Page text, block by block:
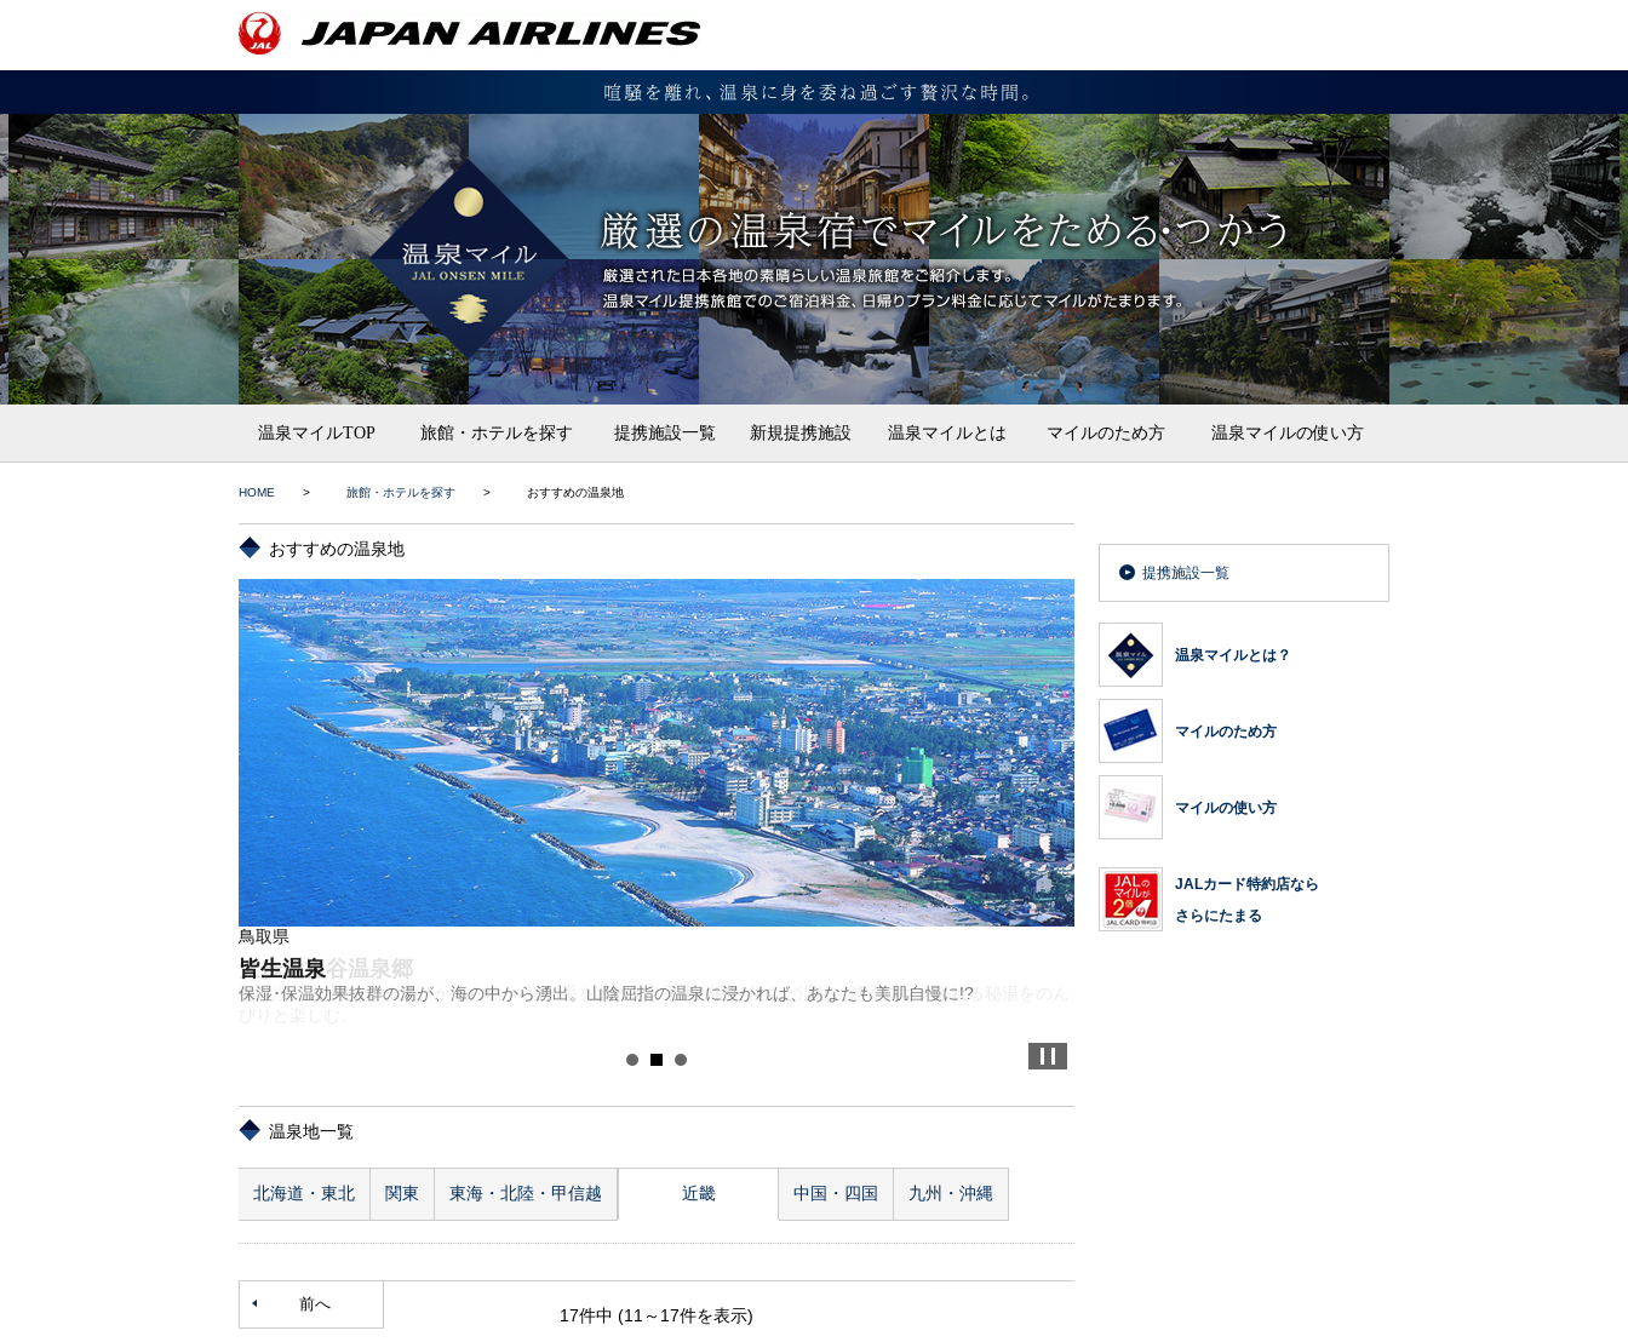
温泉マイルTOP 旅館・ホテルを探す 提携施設一覧 新規提携施設 温泉マイルとは マイルのため方 温泉マイルの使い方
HOME > 旅館・ホテルを探す > おすすめの温泉地
おすすめの温泉地
鳥取県
皆生温泉
保湿･保温効果抜群の湯が、海の中から湧出。山陰屈指の温泉に浸かれば、あなたも美肌自慢に!?
温泉地一覧
北海道・東北 関東 東海・北陸・甲信越 近畿 中国・四国 九州・沖縄
前へ
17件中 (11～17件を表示)
提携施設一覧
温泉マイルとは？
マイルのため方
マイルの使い方
JALカード特約店なら
さらにたまる